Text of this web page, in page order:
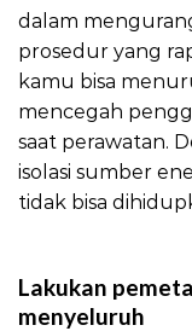
dalam
prosedur yang
kamu bisa
mencegah
saat perawatan.
isolasi sumber
tidak bisa
Lakukan
menyeluruh